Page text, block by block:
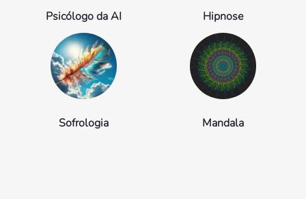
Psicólogo da AI Hipnose
Sofrologia Mandala